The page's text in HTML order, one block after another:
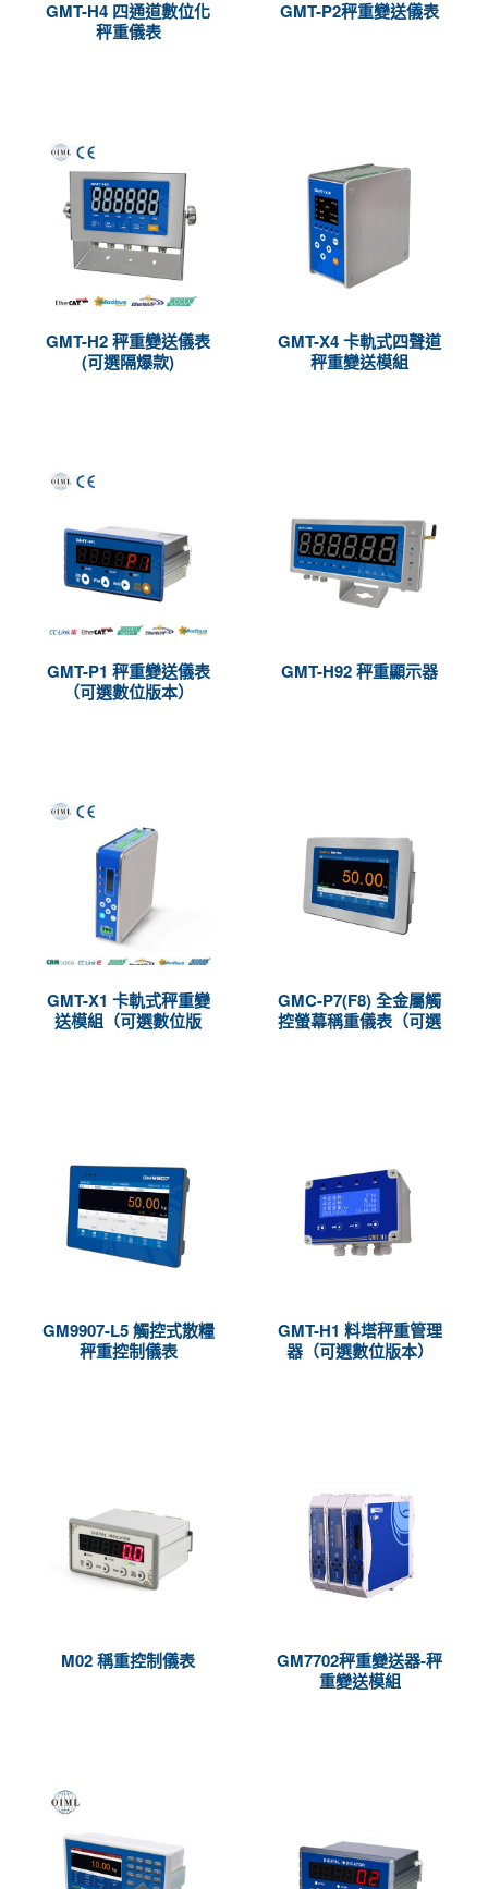
GMT-H4 四通道數位化
秤重儀表
GMT-P2秤重變送儀表
GMT-H2 秤重變送儀表
(可選隔爆款)
GMT-X4 卡軌式四聲道
秤重變送模組
GMT-P1 秤重變送儀表
（可選數位版本）
GMT-H92 秤重顯示器
GMT-X1 卡軌式秤重變
送模組（可選數位版
GMC-P7(F8) 全金屬觸
控螢幕稱重儀表（可選
GM9907-L5 觸控式散糧
秤重控制儀表
GMT-H1 料塔秤重管理
器（可選數位版本）
M02 稱重控制儀表
GM7702秤重變送器-秤
重變送模組